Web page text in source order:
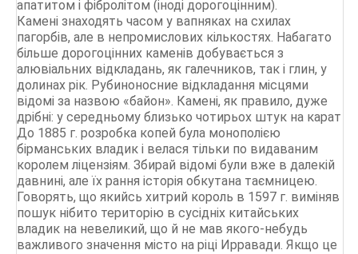
апатитом і фібролітом (іноді дорогоцінним).
Камені знаходять часом у вапняках на схилах
пагорбів, але в непромислових кількостях. Набагато
більше дорогоцінних каменів добувається з
алювіальних відкладань, як галечников, так і глин, у
долинах рік. Рубиноносние відкладання місцями
відомі за назвою «байон». Камені, як правило, дуже
дрібні: у середньому близько чотирьох штук на карат
До 1885 г. розробка копей була монополією
бірманських владик і велася тільки по видаваним
королем ліцензіям. Збирай відомі були вже в далекій
давнині, але їх рання історія обкутана таємницею.
Говорять, що якийсь хитрий король в 1597 г. виміняв
пошук нібито територію в сусідніх китайських
владик на невеликий, що й не мав якого-небудь
важливого значення місто на ріці Ирравади. Якщо це